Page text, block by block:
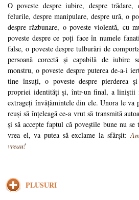
O poveste despre iubire, despre trădare,
felurile, despre manipulare, despre ură, o
despre răzbunare, o poveste violentă, cu
poveste despre ce poți face în numele
false, o poveste despre tulburări de
persoană corectă și capabilă de iubire
monstru, o poveste despre puterea de-a-i
tine însuți, o poveste despre pierderea
propriei identități și, într-un final, a liniștii
extrageți învățămintele din ele. Unora le va
reuși să înțeleagă ce-a vrut să transmită
și să accepte faptul că poveștile bune nu se
vrea el, va putea să exclame la sfârșit:
vreau!
PLUSURI